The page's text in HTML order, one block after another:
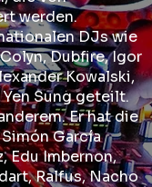
werden.
DJs wie
Dubfire, Igor
Kowalski,
Sung geteilt.
Er hat die
García
Edu Imbernon,
Ralfus, Nacho